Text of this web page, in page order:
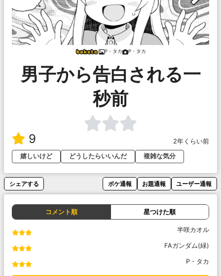
P・タカ P・タカ
男子から告白される一
秒前
9
2年くらい前
嬉しいけど
どうしたらいいんだ 複雑な気分
シェアする ボケ通報 お題通報 ユーザー通報
コメント順 星つけた順
半咲カオル
FAガンダム(緑)
P・タカ